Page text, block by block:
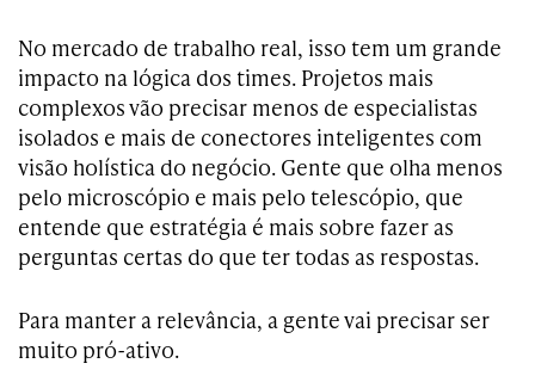
No mercado de trabalho real, isso tem um grande
impacto na lógica dos times. Projetos mais
complexos vão precisar menos de especialistas
isolados e mais de conectores inteligentes com
visão holística do negócio. Gente que olha menos
pelo microscópio e mais pelo telescópio, que
entende que estratégia é mais sobre fazer as
perguntas certas do que ter todas as respostas.
Para manter a relevância, a gente vai precisar ser
muito pró-ativo.